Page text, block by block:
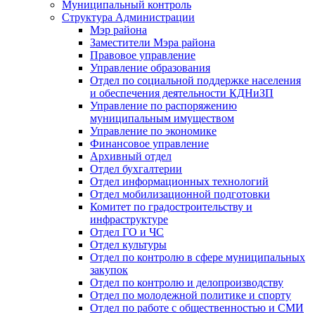
Муниципальный контроль
Структура Администрации
Мэр района
Заместители Мэра района
Правовое управление
Управление образования
Отдел по социальной поддержке населения
и обеспечения деятельности КДНиЗП
Управление по распоряжению
муниципальным имуществом
Управление по экономике
Финансовое управление
Архивный отдел
Отдел бухгалтерии
Отдел информационных технологий
Отдел мобилизационной подготовки
Комитет по градостроительству и
инфраструктуре
Отдел ГО и ЧС
Отдел культуры
Отдел по контролю в сфере муниципальных
закупок
Отдел по контролю и делопроизводству
Отдел по молодежной политике и спорту
Отдел по работе с общественностью и СМИ